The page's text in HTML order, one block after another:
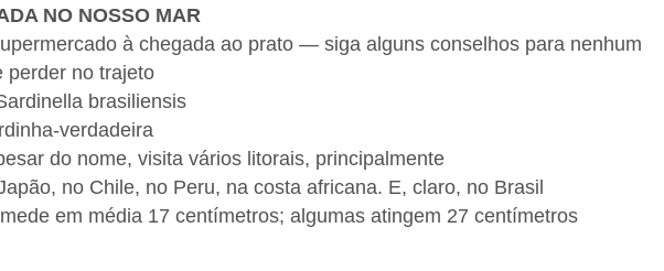
NO NOSSO MAR
à chegada ao prato — siga alguns conselhos para nenhum
perder no trajeto
brasiliensis
verdadeira
do nome, visita vários litorais, principalmente
no Chile, no Peru, na costa africana. E, claro, no Brasil
em média 17 centímetros; algumas atingem 27 centímetros